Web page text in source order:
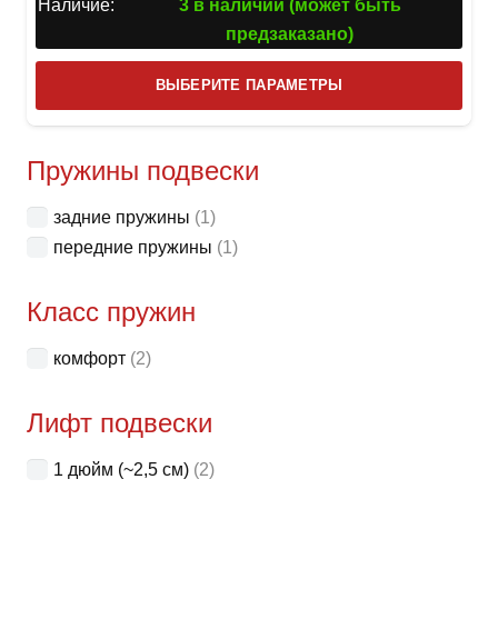
Наличие:
3 в наличии (может быть
предзаказано)
ВЫБЕРИТЕ ПАРАМЕТРЫ
товар
Пружины подвески
задние пружины (1)
передние пружины (1)
Класс пружин
комфорт (2)
Лифт подвески
1 дюйм (~2,5 см) (2)